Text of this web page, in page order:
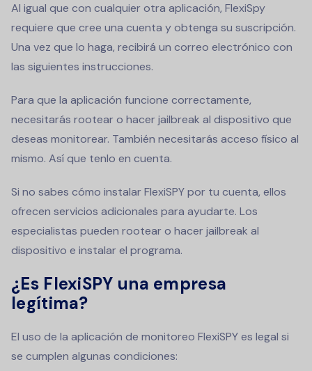
Al igual que con cualquier otra aplicación, FlexiSpy
requiere que cree una cuenta y obtenga su suscripción.
Una vez que lo haga, recibirá un correo electrónico con
las siguientes instrucciones.
Para que la aplicación funcione correctamente,
necesitarás rootear o hacer jailbreak al dispositivo que
deseas monitorear. También necesitarás acceso físico al
mismo. Así que tenlo en cuenta.
Si no sabes cómo instalar FlexiSPY por tu cuenta, ellos
ofrecen servicios adicionales para ayudarte. Los
especialistas pueden rootear o hacer jailbreak al
dispositivo e instalar el programa.
¿Es FlexiSPY una empresa
legítima?
El uso de la aplicación de monitoreo FlexiSPY es legal si
se cumplen algunas condiciones: